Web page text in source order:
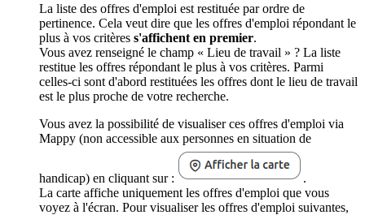
La liste des offres d'emploi est restituée par ordre de
pertinence. Cela veut dire que les offres d'emploi répondant le
plus à vos critères s'affichent en premier.
Vous avez renseigné le champ « Lieu de travail » ? La liste
restitue les offres répondant le plus à vos critères. Parmi
celles-ci sont d'abord restituées les offres dont le lieu de travail
est le plus proche de votre recherche.
Vous avez la possibilité de visualiser ces offres d'emploi via
Mappy (non accessible aux personnes en situation de
handicap) en cliquant sur :
.
La carte affiche uniquement les offres d'emploi que vous
voyez à l'écran. Pour visualiser les offres d'emploi suivantes,